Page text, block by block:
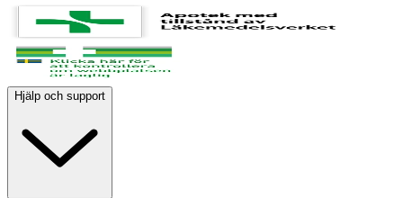
Hjälp och support